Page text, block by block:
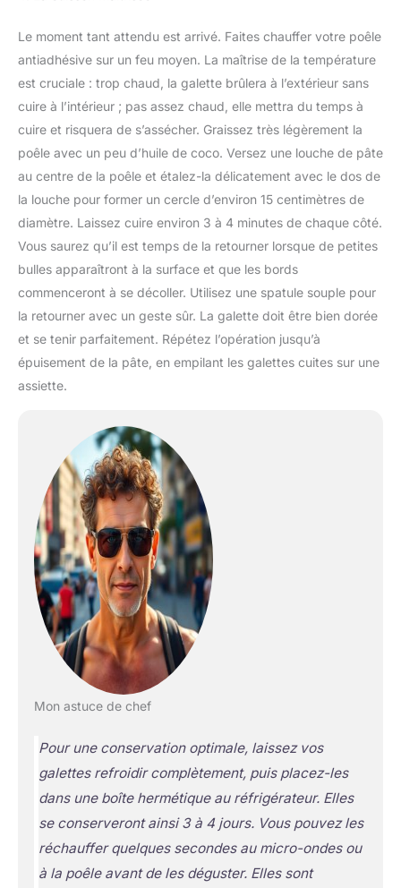
Le moment tant attendu est arrivé. Faites chauffer votre poêle
antiadhésive sur un feu moyen. La maîtrise de la température
est cruciale : trop chaud, la galette brûlera à l’extérieur sans
cuire à l’intérieur ; pas assez chaud, elle mettra du temps à
cuire et risquera de s’assécher. Graissez très légèrement la
poêle avec un peu d’huile de coco. Versez une louche de pâte
au centre de la poêle et étalez-la délicatement avec le dos de
la louche pour former un cercle d’environ 15 centimètres de
diamètre. Laissez cuire environ 3 à 4 minutes de chaque côté.
Vous saurez qu’il est temps de la retourner lorsque de petites
bulles apparaîtront à la surface et que les bords
commenceront à se décoller. Utilisez une spatule souple pour
la retourner avec un geste sûr. La galette doit être bien dorée
et se tenir parfaitement. Répétez l’opération jusqu’à
épuisement de la pâte, en empilant les galettes cuites sur une
assiette.
Mon astuce de chef
Pour une conservation optimale, laissez vos
galettes refroidir complètement, puis placez-les
dans une boîte hermétique au réfrigérateur. Elles
se conserveront ainsi 3 à 4 jours. Vous pouvez les
réchauffer quelques secondes au micro-ondes ou
à la poêle avant de les déguster. Elles sont